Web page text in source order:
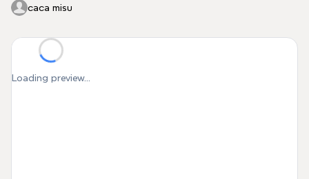
caca misu
Loading preview...